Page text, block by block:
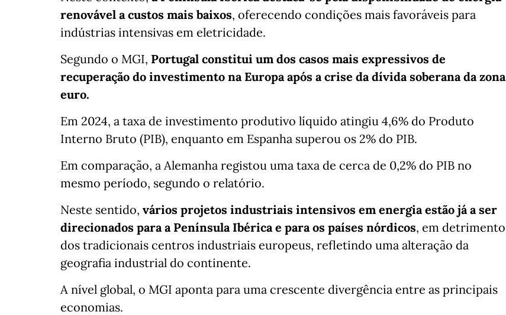
renovável a custos mais baixos, oferecendo condições mais favoráveis para
indústrias intensivas em eletricidade.
Segundo o MGI, Portugal constitui um dos casos mais expressivos de
recuperação do investimento na Europa após a crise da dívida soberana da zona
euro.
Em 2024, a taxa de investimento produtivo líquido atingiu 4,6% do Produto
Interno Bruto (PIB), enquanto em Espanha superou os 2% do PIB.
Em comparação, a Alemanha registou uma taxa de cerca de 0,2% do PIB no
mesmo período, segundo o relatório.
Neste sentido, vários projetos industriais intensivos em energia estão já a ser
direcionados para a Península Ibérica e para os países nórdicos, em detrimento
dos tradicionais centros industriais europeus, refletindo uma alteração da
geografia industrial do continente.
A nível global, o MGI aponta para uma crescente divergência entre as principais
economias.